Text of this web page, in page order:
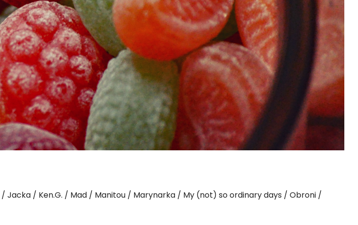
Jacka Ken.G. Mad Manitou Marynarka My (not) so ordinary days
Obroni